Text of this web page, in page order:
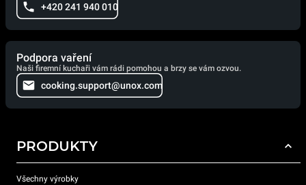
+420 241 940 010
Podpora vaření
Naši firemní kuchaři vám rádi pomohou a brzy se vám ozvou.
cooking.support@unox.com
PRODUKTY
Všechny výrobky